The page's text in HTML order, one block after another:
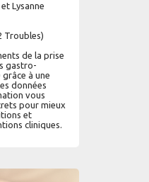
Lysanne
Troubles)
de la prise
gastro-
à une
données
vous
pour mieux
et
cliniques.
LIRE PLUS...